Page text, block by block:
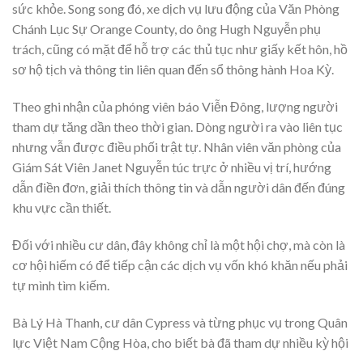
sức khỏe. Song song đó, xe dịch vụ lưu động của Văn Phòng
Chánh Lục Sự Orange County, do ông Hugh Nguyễn phụ
trách, cũng có mặt để hỗ trợ các thủ tục như giấy kết hôn, hồ
sơ hộ tịch và thông tin liên quan đến sổ thông hành Hoa Kỳ.
Theo ghi nhận của phóng viên báo Viễn Đông, lượng người
tham dự tăng dần theo thời gian. Dòng người ra vào liên tục
nhưng vẫn được điều phối trật tự. Nhân viên văn phòng của
Giám Sát Viên Janet Nguyễn túc trực ở nhiều vị trí, hướng
dẫn điền đơn, giải thích thông tin và dẫn người dân đến đúng
khu vực cần thiết.
Đối với nhiều cư dân, đây không chỉ là một hội chợ, mà còn là
cơ hội hiếm có để tiếp cận các dịch vụ vốn khó khăn nếu phải
tự mình tìm kiếm.
Bà Lý Hà Thanh, cư dân Cypress và từng phục vụ trong Quân
lực Việt Nam Cộng Hòa, cho biết bà đã tham dự nhiều kỳ hội